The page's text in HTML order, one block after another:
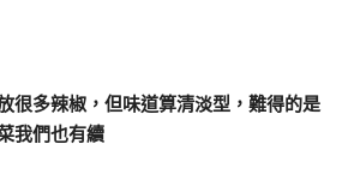
很多辣椒，但味道算清淡型，難得的是
我們也有續